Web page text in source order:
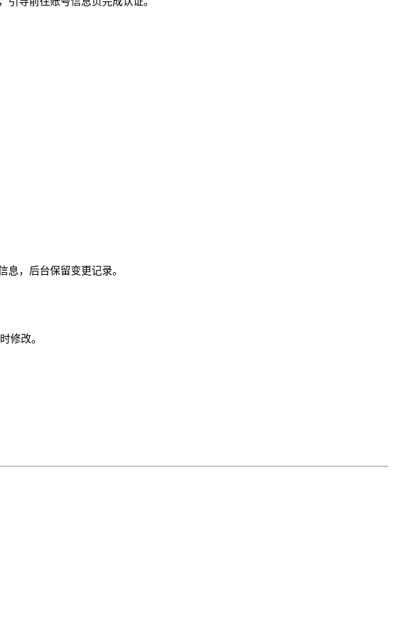
，后台保留变更记录。
修改。